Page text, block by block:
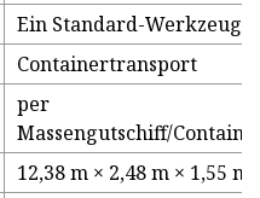
Ein Standard-
Containertransport
per
Massengutschiff/
12,38 m × 2,48 m × 1,55 m